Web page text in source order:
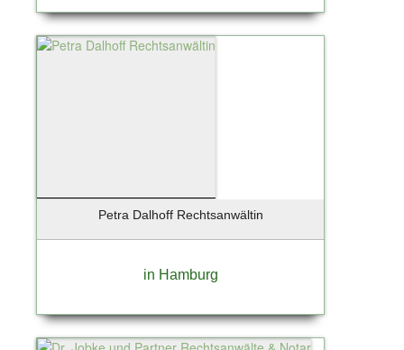
Petra Dalhoff Rechtsanwältin
in Hamburg